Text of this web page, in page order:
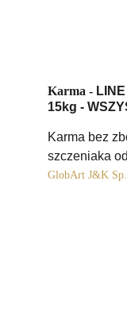
Karma -
15kg -
Karma bez
szczeniaka
GlobArt J&K